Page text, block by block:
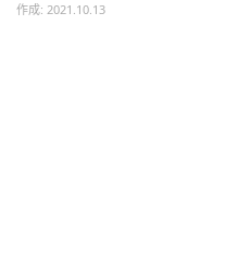
作成: 2021.10.13